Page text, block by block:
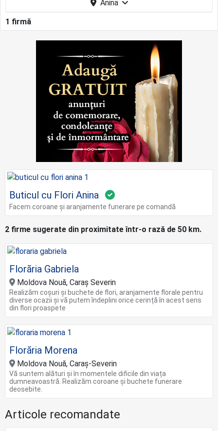
1 firmă
Buticul cu Flori Anina
Facem coroane și aranjamente funerare pe comandă
2 firme sugerate din proximitate într-o rază de 50 km.
Florăria Gabriela
Moldova Nouă, Caraș Severin
Realizăm coșuri și buchete de flori, aranjamente florale pentru
diverse ocazii și vă putem îndeplini orice cerință în acest sens
din flori proaspete
Florăria Morena
Moldova Nouă, Caraș-Severin
Vă suntem alături și în momentele dificile din viața
dumneavoastră. Realizăm coroane și buchete funerare
deosebite.
Articole recomandate